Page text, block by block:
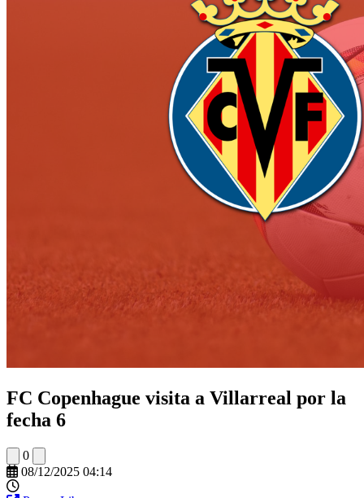
FC Copenhague visita a Villarreal por la
fecha 6
0
08/12/2025 04:14